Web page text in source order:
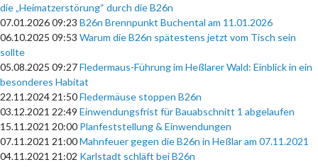
die „Heimatzerstörung“ durch die B26n
07.01.2026 09:23 B26n Brennpunkt Buchental am 11.01.2026
06.10.2025 09:53 Warum die B26n spätestens jetzt vom Tisch sein
sollte
05.08.2025 09:27Fledermaus-Führung im Heßlarer Wald: Einblick in ein
besonderes Habitat
22.11.2024 21:50Fledermäuse stoppen B26n
03.12.2021 22:49 Einwendungsfrist für Bauabschnitt 1 abgelaufen
15.11.2021 20:00 Planfeststellung & Einwendungen
07.11.2021 21:00Mahnfeuer gegen die B26n in Heßlar am 07.11.2021
04.11.2021 21:02 Karlstadt schläft bei B26n